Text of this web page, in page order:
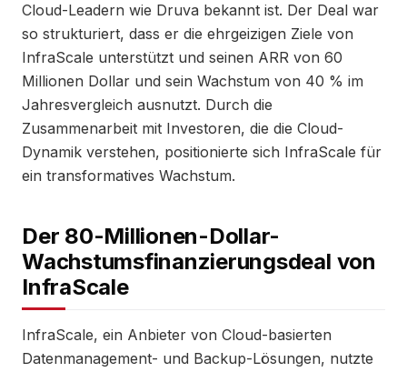
Cloud-Leadern wie Druva bekannt ist. Der Deal war
so strukturiert, dass er die ehrgeizigen Ziele von
InfraScale unterstützt und seinen ARR von 60
Millionen Dollar und sein Wachstum von 40 % im
Jahresvergleich ausnutzt. Durch die
Zusammenarbeit mit Investoren, die die Cloud-
Dynamik verstehen, positionierte sich InfraScale für
ein transformatives Wachstum.
Der 80-Millionen-Dollar-
Wachstumsfinanzierungsdeal von
InfraScale
InfraScale, ein Anbieter von Cloud-basierten
Datenmanagement- und Backup-Lösungen, nutzte